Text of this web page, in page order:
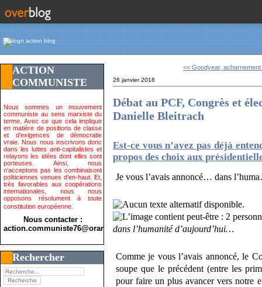
ACTION
COMMUNISTE
Nous sommes un mouvement
communiste au sens marxiste du
terme. Avec ce que cela implique
en matière de positions de classe
et d'exigences de démocratie
vraie. Nous nous inscrivons donc
dans les luttes anti-capitalistes et
relayons les idées dont elles sont
porteuses. Ainsi, nous
n'acceptons pas les combinaisont
politiciennes venues d'en-haut. Et,
très favorables aux coopérations
internationales, nous nous
opposons résolument à toute
constitution européenne.
Nous contacter :
action.communiste76@orange.fr>
Rechercher
<< Goodyear,
26 janvier 2018
Débat au PCF, Congrès et
Danielle Bleitrach
Est-ce vous n’avez pas déjà
propos des choix aux
Je vous l’avais annoncé… dans
dans l’humanité d’aujourd’hui…
Comme je vous l’avais annoncé, le
soupe que le précédent (entre les
pour faire un plus avancer vers notre